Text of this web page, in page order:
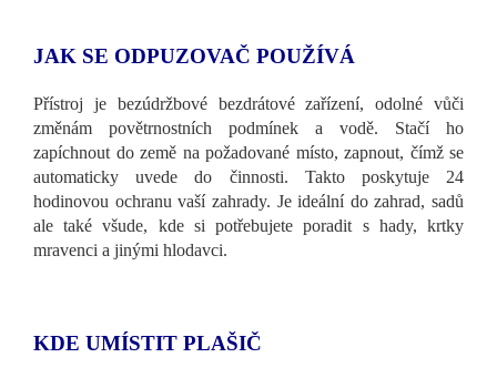
JAK SE ODPUZOVAČ POUŽÍVÁ
Přístroj je bezúdržbové bezdrátové zařízení, odolné vůči
změnám povětrnostních podmínek a vodě. Stačí ho
zapíchnout do země na požadované místo, zapnout, čímž se
automaticky uvede do činnosti. Takto poskytuje 24
hodinovou ochranu vaší zahrady. Je ideální do zahrad, sadů
ale také všude, kde si potřebujete poradit s hady, krtky
mravenci a jinými hlodavci.
KDE UMÍSTIT PLAŠIČ